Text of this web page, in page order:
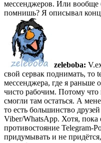
мессенджеров. Или вообще
помнишь? Я описывал
zeleboba:
свой сервак поднимать, то
мессенджера, где я раньше
чисто рабочим. Потому
смогли там остаться. А
то есть большинство
Viber/WhatsApp. Хотя, пока
противостояние Telegram-
придумывать и не